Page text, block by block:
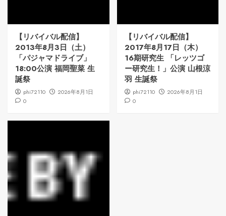
【リバイバル配信】
2013年8月3日（土）
「パジャマドライブ」
18:00公演 福岡聖菜 生
誕祭
phi72110
2026年8月1日
0
【リバイバル配信】
2017年8月17日（木）
16期研究生 「レッツゴ
ー研究生！」公演 山根涼
羽 生誕祭
phi72110
2026年8月1日
0